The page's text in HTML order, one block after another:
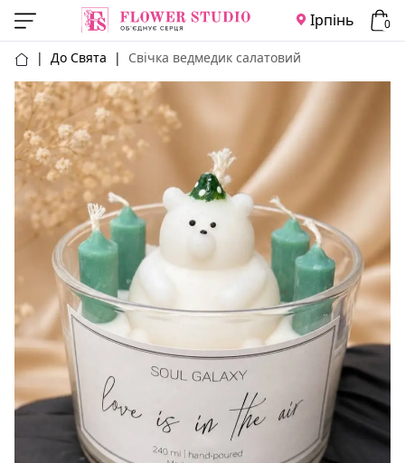
Ірпінь 0
| До Свята | Свічка ведмедик салатовий